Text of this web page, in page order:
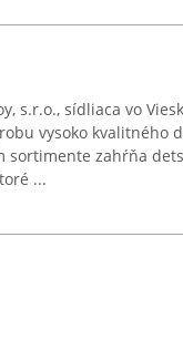
s.r.o., sídliaca vo
vysoko kvalitného
sortimente zahŕňa
...